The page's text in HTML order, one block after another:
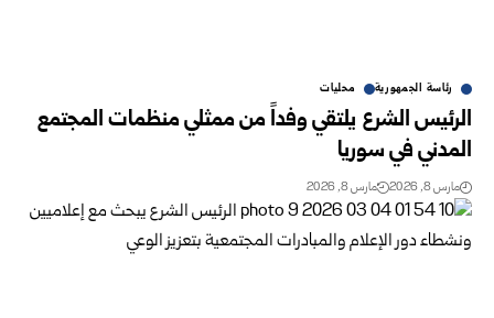
رئاسة الجمهورية محليات
الرئيس الشرع يلتقي وفداً من ممثلي منظمات المجتمع
المدني في سوريا
مارس 8, 2026 مارس 8, 2026